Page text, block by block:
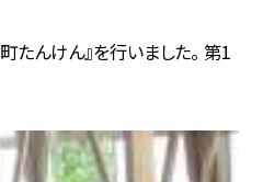
たんけん』を行いました。 第1